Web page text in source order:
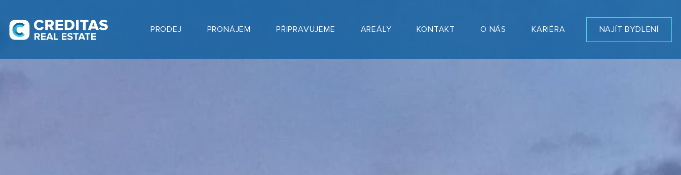
PRODEJ PRONÁJEM PŘIPRAVUJEME AREÁLY KONTAKT O NÁS KARIÉRA NAJÍT BYDLENÍ